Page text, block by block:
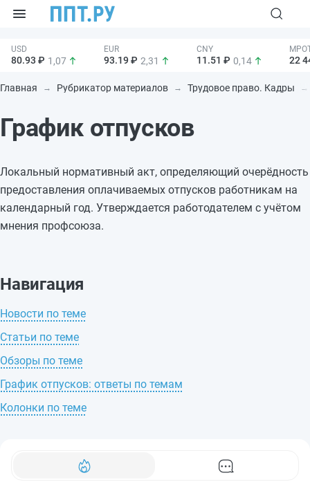
80.93 ₽ 1,07 93.19 ₽ 2,31 11.51 ₽ 0,14 22
Главная Рубрикатор материалов Трудовое право. Кадры
График отпусков
Локальный нормативный акт, определяющий очерёдность
предоставления оплачиваемых отпусков работникам на
календарный год. Утверждается работодателем с учётом
мнения профсоюза.
Навигация
Новости по теме
Статьи по теме
Обзоры по теме
График отпусков: ответы по темам
Колонки по теме